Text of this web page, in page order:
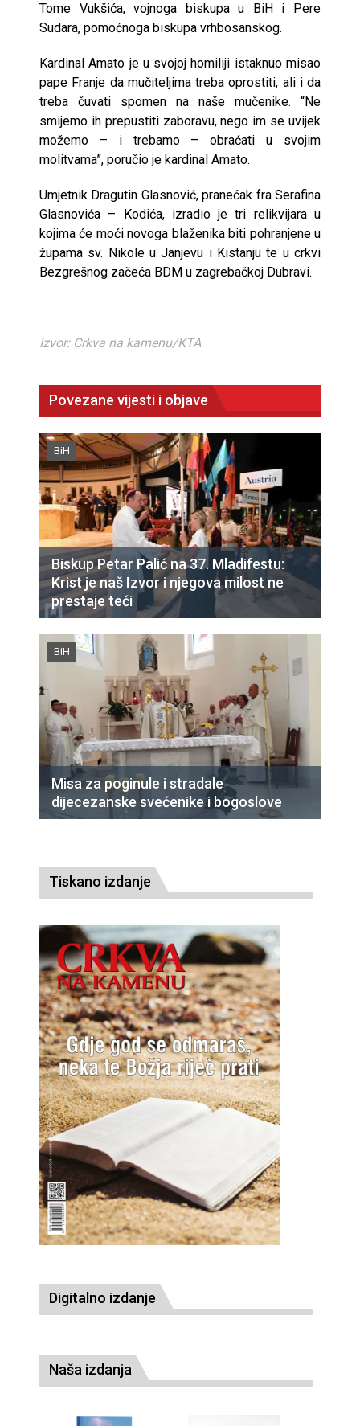
Tome Vukšića, vojnoga biskupa u BiH i Pere
Sudara, pomoćnoga biskupa vrhbosanskog.
Kardinal Amato je u svojoj homiliji istaknuo misao
pape Franje da mučiteljima treba oprostiti, ali i da
treba čuvati spomen na naše mučenike. “Ne
smijemo ih prepustiti zaboravu, nego im se uvijek
možemo – i trebamo – obraćati u svojim
molitvama”, poručio je kardinal Amato.
Umjetnik Dragutin Glasnović, pranećak fra Serafina
Glasnovića – Kodića, izradio je tri relikvijara u
kojima će moći novoga blaženika biti pohranjene u
župama sv. Nikole u Janjevu i Kistanju te u crkvi
Bezgrešnog začeća BDM u zagrebačkoj Dubravi.
Izvor: Crkva na kamenu/KTA
Povezane vijesti i objave
BiH
Biskup Petar Palić na 37. Mladifestu:
Krist je naš Izvor i njegova milost ne
prestaje teći
BiH
Misa za poginule i stradale
dijecezanske svećenike i bogoslove
Tiskano izdanje
Digitalno izdanje
Naša izdanja